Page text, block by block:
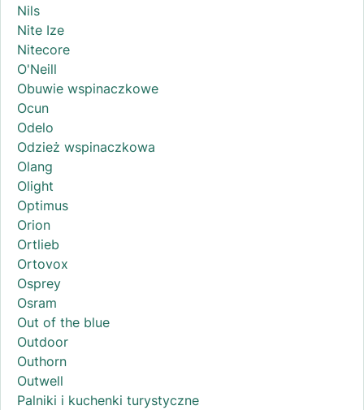
Nils
Nite Ize
Nitecore
O'Neill
Obuwie wspinaczkowe
Ocun
Odelo
Odzież wspinaczkowa
Olang
Olight
Optimus
Orion
Ortlieb
Ortovox
Osprey
Osram
Out of the blue
Outdoor
Outhorn
Outwell
Palniki i kuchenki turystyczne